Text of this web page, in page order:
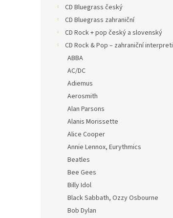
CD Bluegrass český
CD Bluegrass zahraniční
CD Rock + pop český a slovenský
CD Rock & Pop – zahraniční interpreti
ABBA
AC/DC
Adiemus
Aerosmith
Alan Parsons
Alanis Morissette
Alice Cooper
Annie Lennox, Eurythmics
Beatles
Bee Gees
Billy Idol
Black Sabbath, Ozzy Osbourne
Bob Dylan